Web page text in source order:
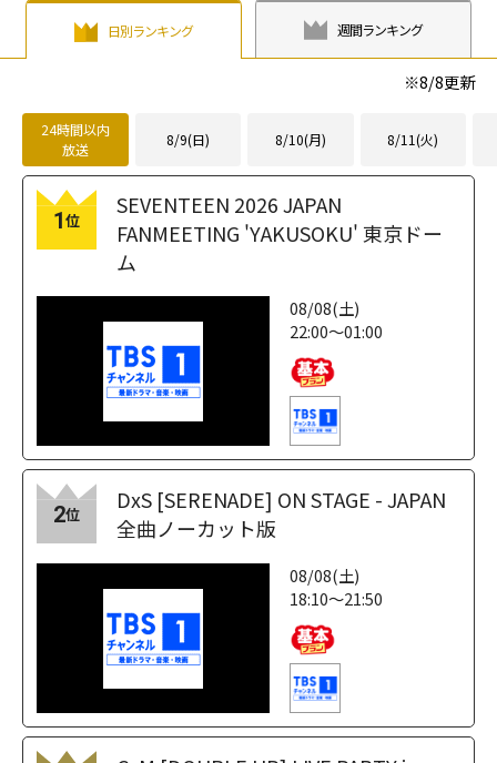
日別ランキング 週間ランキング
※8/8更新
24時間以内
放送
8/9(日) 8/10(月) 8/11(火)
1位
SEVENTEEN 2026 JAPAN
FANMEETING 'YAKUSOKU' 東京ドー
ム
08/08(土)
22:00～01:00
2位
DxS [SERENADE] ON STAGE - JAPAN
全曲ノーカット版
08/08(土)
18:10～21:50